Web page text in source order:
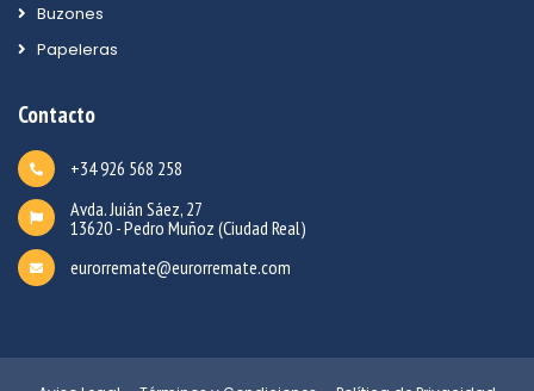
Buzones
Papeleras
Contacto
+34 926 568 258
Avda. Juián Sáez, 27
13620 - Pedro Muñoz (Ciudad Real)
eurorremate@eurorremate.com